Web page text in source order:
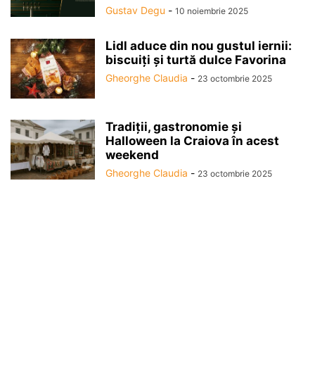
Gustav Degu - 10 noiembrie 2025
Lidl aduce din nou gustul iernii:
biscuiți și turtă dulce Favorina
Gheorghe Claudia - 23 octombrie 2025
Tradiții, gastronomie și
Halloween la Craiova în acest
weekend
Gheorghe Claudia - 23 octombrie 2025